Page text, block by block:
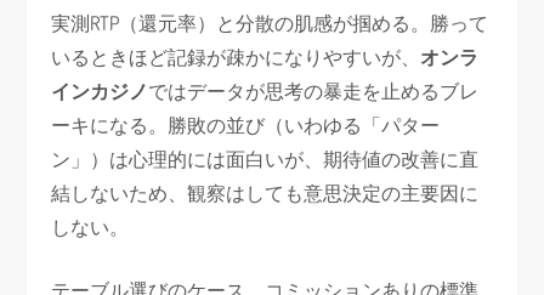
実測RTP（還元率）と分散の肌感が掴める。勝って
いるときほど記録が疎かになりやすいが、 オンラ
インカジノではデータが思考の暴走を止めるブレ
ーキになる。勝敗の並び（いわゆる「パター
ン」）は心理的には面白いが、期待値の改善に直
結しないため、観察はしても意思決定の主要因に
しない。
テーブル選びのケース。コミッションありの標準